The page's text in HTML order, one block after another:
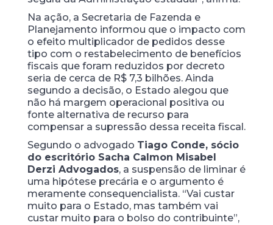
Na ação, a Secretaria de Fazenda e
Planejamento informou que o impacto com
o efeito multiplicador de pedidos desse
tipo com o restabelecimento de benefícios
fiscais que foram reduzidos por decreto
seria de cerca de R$ 7,3 bilhões. Ainda
segundo a decisão, o Estado alegou que
não há margem operacional positiva ou
fonte alternativa de recurso para
compensar a supressão dessa receita fiscal.
Segundo o advogado Tiago Conde, sócio
do escritório Sacha Calmon Misabel
Derzi Advogados, a suspensão de liminar é
uma hipótese precária e o argumento é
meramente consequencialista. “Vai custar
muito para o Estado, mas também vai
custar muito para o bolso do contribuinte”,